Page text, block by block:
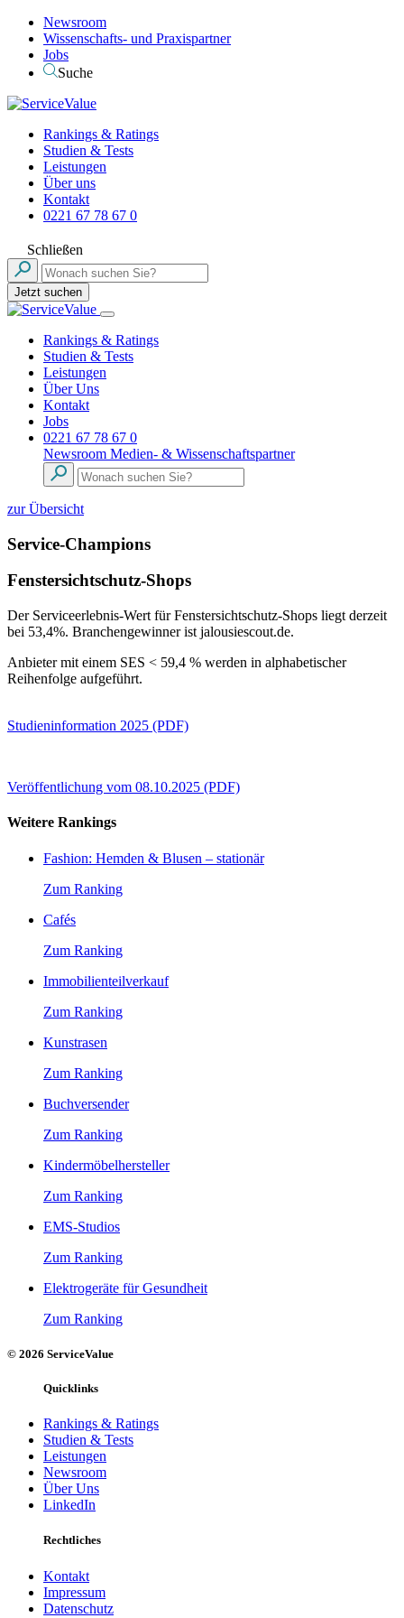
Newsroom
Wissenschafts- und Praxispartner
Jobs
Suche
Rankings & Ratings
Studien & Tests
Leistungen
Über uns
Kontakt
0221 67 78 67 0
Schließen
Jetzt suchen
Rankings & Ratings
Studien & Tests
Leistungen
Über Uns
Kontakt
Jobs
0221 67 78 67 0
Newsroom Medien- & Wissenschaftspartner
zur Übersicht
Service-Champions
Fenstersichtschutz-Shops
Der Serviceerlebnis-Wert für Fenstersichtschutz-Shops liegt derzeit
bei 53,4%. Branchengewinner ist jalousiescout.de.
Anbieter mit einem SES < 59,4 % werden in alphabetischer
Reihenfolge aufgeführt.
Studieninformation 2025 (PDF)
Veröffentlichung vom 08.10.2025 (PDF)
Weitere Rankings
Fashion: Hemden & Blusen – stationär
Zum Ranking
Cafés
Zum Ranking
Immobilienteilverkauf
Zum Ranking
Kunstrasen
Zum Ranking
Buchversender
Zum Ranking
Kindermöbelhersteller
Zum Ranking
EMS-Studios
Zum Ranking
Elektrogeräte für Gesundheit
Zum Ranking
© 2026 ServiceValue
Quicklinks
Rankings & Ratings
Studien & Tests
Leistungen
Newsroom
Über Uns
LinkedIn
Rechtliches
Kontakt
Impressum
Datenschutz